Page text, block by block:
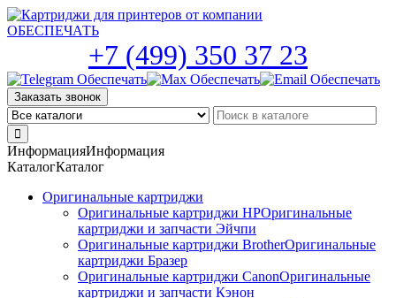
Skip
to
+7 (499) 350 37 23
Заказать звонок
ИнформацияИнформация
КаталогКаталог
Оригинальные картриджи
Оригинальные картриджи HPОригинальные
картриджи и запчасти Эйчпи
Оригинальные картриджи BrotherОригинальные
картриджи Бразер
Оригинальные картриджи CanonОригинальные
картриджи и запчасти Кэнон